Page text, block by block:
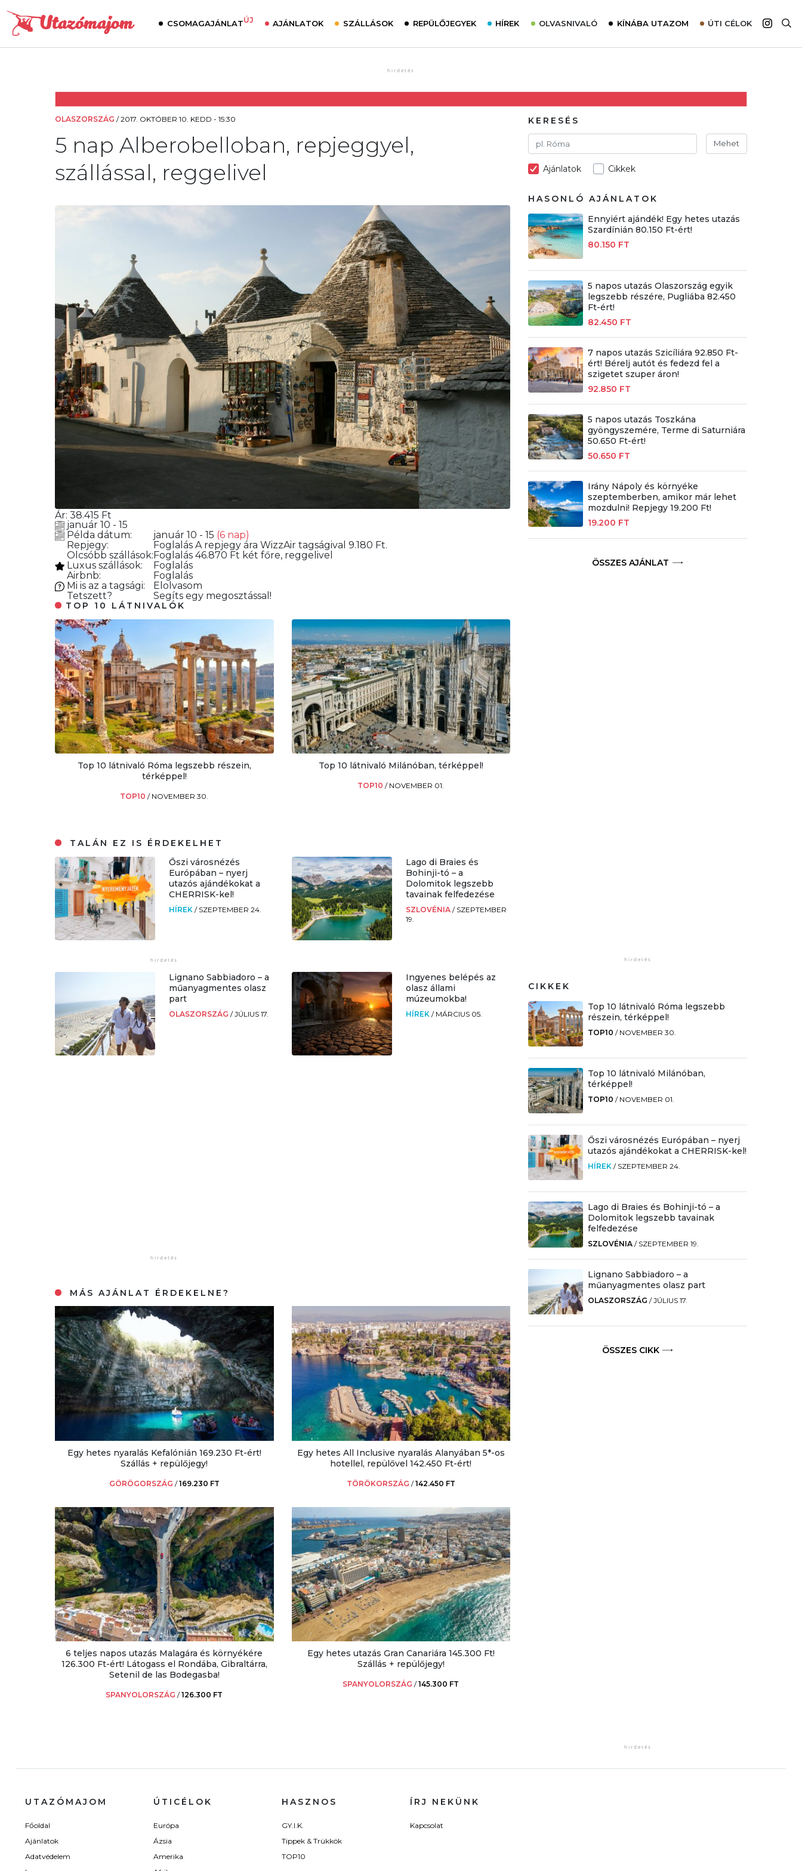
CSOMAGAJÁNLATÚJ AJÁNLATOK SZÁLLÁSOK REPÜLŐJEGYEK HÍREK OLVASNIVALÓ
Utazómajom – CitySIM kártya a világutazóknak
Élménybeszámolók
Szállodalátogatás
Sajtómegjelenések
KÍNÁBA UTAZOM ÚTI CÉLOK
Afrika
OLASZORSZÁG /2017. OKTÓBER 10. KEDD - 15:30
5 nap Alberobelloban, repjeggyel,
szállással, reggelivel
Ár: 38.415 Ft
január 10 - 15
Példa dátum:
január 10 - 15 (6 nap)
Repjegy:
Foglalás A repjegy ára WizzAir tagságival 9.180 Ft.
Olcsóbb szállások:Foglalás 46.870 Ft két főre, reggelivel
Luxus szállások:
Foglalás
Airbnb:
Foglalás
Mi is az a tagsági:
Elolvasom
Tetszett?
Segíts egy megosztással!
TOP 10 LÁTNIVALÓK
Top 10 látnivaló Róma legszebb részein,
térképpel!
TOP10/ NOVEMBER 30.
Top 10 látnivaló Milánóban, térképpel!
TOP10/ NOVEMBER 01.
TALÁN EZ IS ÉRDEKELHET
Őszi városnézés
Európában – nyerj
utazós ajándékokat a
CHERRISK-kel!
HÍREK/ SZEPTEMBER 24.
Lago di Braies és
Bohinji-tó – a
Dolomitok legszebb
tavainak felfedezése
SZLOVÉNIA / SZEPTEMBER
19.
Lignano Sabbiadoro – a
műanyagmentes olasz
part
OLASZORSZÁG/JÚLIUS 17.
Ingyenes belépés az
olasz állami
múzeumokba!
HÍREK / MÁRCIUS 05.
MÁS AJÁNLAT ÉRDEKELNE?
Egy hetes nyaralás Kefalónián 169.230 Ft-ért!
Szállás + repülőjegy!
GÖRÖGORSZÁG /169.230 FT
Egy hetes All Inclusive nyaralás Alanyában 5*-os
hotellel, repülővel 142.450 Ft-ért!
TÖRÖKORSZÁG /142.450 FT
6 teljes napos utazás Malagára és környékére
126.300 Ft-ért! Látogass el Rondába, Gibraltárra,
Setenil de las Bodegasba!
SPANYOLORSZÁG /126.300 FT
Egy hetes utazás Gran Canariára 145.300 Ft!
Szállás + repülőjegy!
SPANYOLORSZÁG /145.300 FT
KERESÉS
Mehet
Ajánlatok Cikkek
HASONLÓ AJÁNLATOK
Ennyiért ajándék! Egy hetes utazás
Szardínián 80.150 Ft-ért!
80.150 FT
5 napos utazás Olaszország egyik
legszebb részére, Pugliába 82.450
Ft-ért!
82.450 FT
7 napos utazás Szicíliára 92.850 Ft-
ért! Bérelj autót és fedezd fel a
szigetet szuper áron!
92.850 FT
5 napos utazás Toszkána
gyöngyszemére, Terme di Saturniára
50.650 Ft-ért!
50.650 FT
Irány Nápoly és környéke
szeptemberben, amikor már lehet
mozdulni! Repjegy 19.200 Ft!
19.200 FT
ÖSSZES AJÁNLAT
CIKKEK
Top 10 látnivaló Róma legszebb
részein, térképpel!
TOP10 / NOVEMBER 30.
Top 10 látnivaló Milánóban,
térképpel!
TOP10 / NOVEMBER 01.
Őszi városnézés Európában – nyerj
utazós ajándékokat a CHERRISK-kel!
HÍREK / SZEPTEMBER 24.
Lago di Braies és Bohinji-tó – a
Dolomitok legszebb tavainak
felfedezése
SZLOVÉNIA / SZEPTEMBER 19.
Lignano Sabbiadoro – a
műanyagmentes olasz part
OLASZORSZÁG /JÚLIUS 17.
ÖSSZES CIKK
UTAZÓMAJOM
Főoldal
Ajánlatok
Adatvédelem
ÚTICÉLOK
Európa
Ázsia
Amerika
HASZNOS
GY.I.K.
Tippek & Trükkök
TOP10
ÍRJ NEKÜNK
Kapcsolat